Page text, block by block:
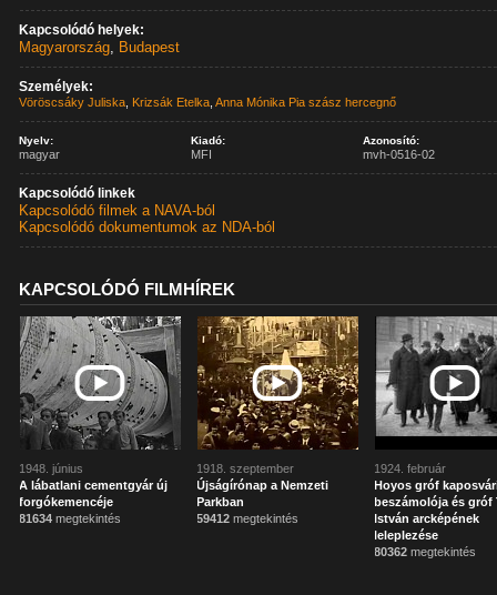
Kapcsolódó helyek:
Magyarország, Budapest
Személyek:
Vöröscsáky Juliska Krizsák Etelka ,Anna Mónika Pia szász hercegnő
Nyelv:
magyar
Kiadó:
MFI
Azonosító:
mvh-0516-02
Kapcsolódó linkek
Kapcsolódó filmek a NAVA-ból
Kapcsolódó dokumentumok az NDA-ból
KAPCSOLÓDÓ FILMHÍREK
1948. június
A lábatlani cementgyár új
forgókemencéje
81634 megtekintés
1918. szeptember
Újságírónap a Nemzeti
Parkban
59412 megtekintés
1924. február
Hoyos gróf
beszámolója és gróf
István arcképének
leleplezése
80362 megtekintés